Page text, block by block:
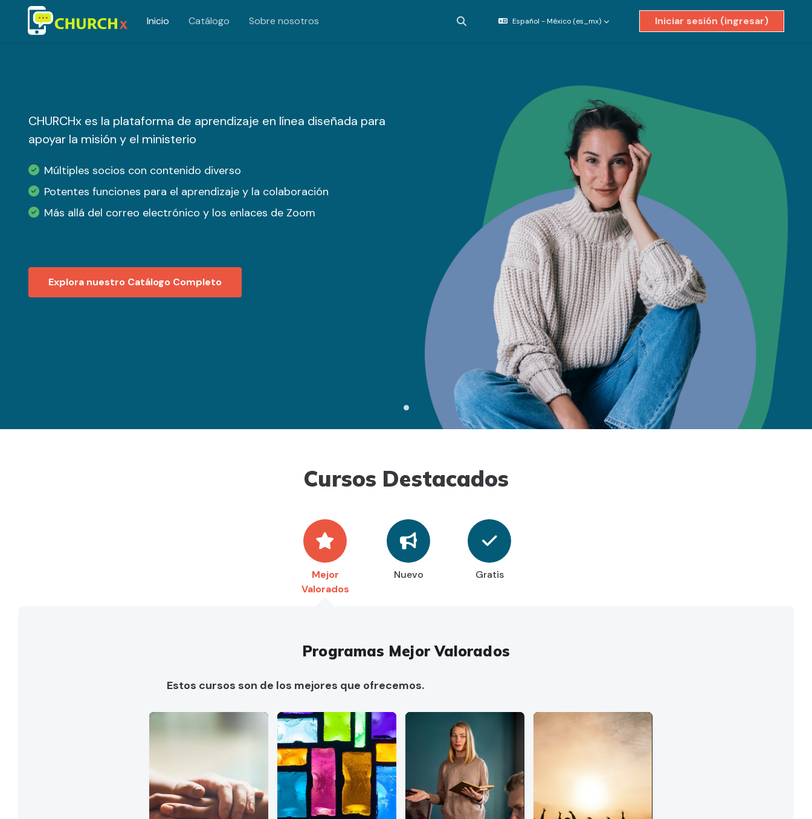
Saltar al contenido principal
Inicio Catálogo Sobre nosotros Activar o desactivar entrada de búsqueda
Español - México ‎(es_mx)‎ Iniciar sesión (ingresar)
CHURCHx es la plataforma de aprendizaje en línea diseñada para
apoyar la misión y el ministerio
Múltiples socios con contenido diverso
Potentes funciones para el aprendizaje y la colaboración
Más allá del correo electrónico y los enlaces de Zoom
Explora nuestro Catálogo Completo
Cursos Destacados
Mejor
Valorados
Nuevo Gratis
Programas Mejor Valorados
Estos cursos son de los mejores que ofrecemos.